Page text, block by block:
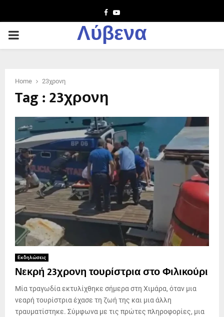
Facebook
Youtube
PRIMARY
Λύβενα
Home 23χρονη
Tag : 23χρονη
Εκδηλώσεις
Νεκρή 23χρονη τουρίστρια στο Φιλικούρι
Μία τραγωδία εκτυλίχθηκε σήμερα στη Χιμάρα, όταν μια
νεαρή τουρίστρια έχασε τη ζωή της και μια άλλη
τραυματίστηκε. Σύμφωνα με τις πρώτες πληροφορίες, μια